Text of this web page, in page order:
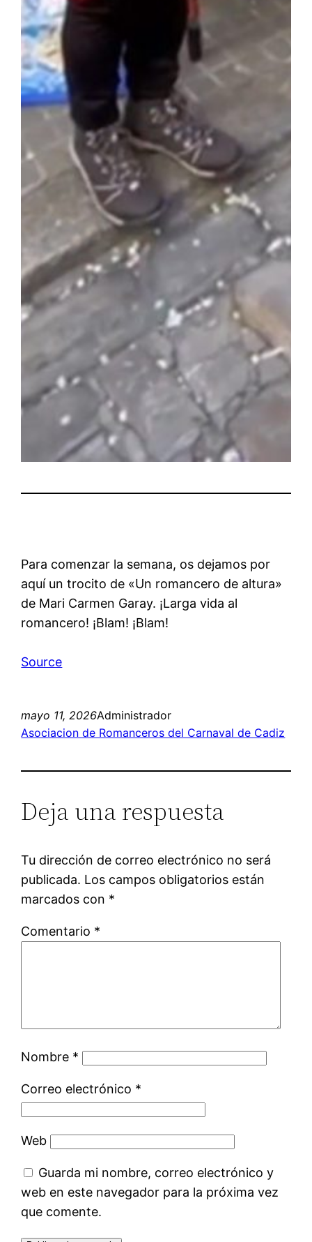
Para comenzar la semana, os dejamos por
aquí un trocito de «Un romancero de altura»
de Mari Carmen Garay. ¡Larga vida al
romancero! ¡Blam! ¡Blam!
Source
mayo 11, 2026Administrador
Asociacion de Romanceros del Carnaval de Cadiz
Deja una respuesta
Tu dirección de correo electrónico no será
publicada. Los campos obligatorios están
marcados con *
Comentario *
Nombre *
Correo electrónico *
Web
Guarda mi nombre, correo electrónico y
web en este navegador para la próxima vez
que comente.